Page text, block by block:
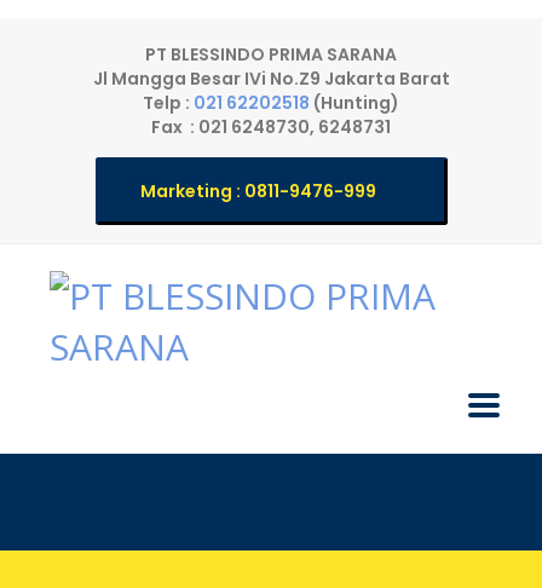
PT BLESSINDO PRIMA SARANA
Jl Mangga Besar IVi No.Z9 Jakarta Barat
Telp : 021 62202518 (Hunting)
Fax : 021 6248730, 6248731
Marketing : 0811-9476-999